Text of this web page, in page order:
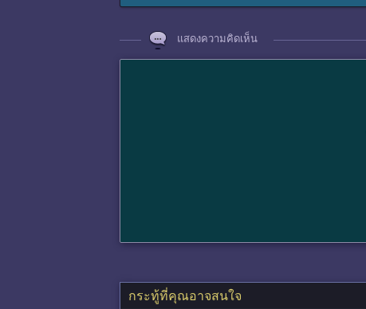
แสดงความคิดเห็น
กระทู้ที่คุณอาจสนใจ